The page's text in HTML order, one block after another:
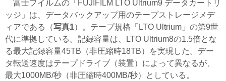
富士フイルムの「FUJIFILM LTO Ultrium9 データカートリ
ッジ」は、データバックアップ用のテープストレージメデ
ィアである（写真1）。テープ規格「LTO Ultrium」の第9世
代に準拠している。記録容量は、LTO Ultrium8の1.5倍とな
る最大記録容量45TB（非圧縮時18TB）を実現した。デー
タ転送速度はテープドライブ（装置）によって異なるが、
最大1000MB/秒（非圧縮時400MB/秒）としている。